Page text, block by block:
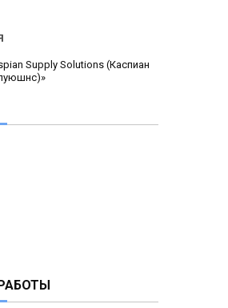
Supply Solutions (Каспиан